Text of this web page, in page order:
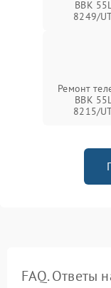
BBK
8249/
Ремонт
BBK
8215/
FAQ. Ответы